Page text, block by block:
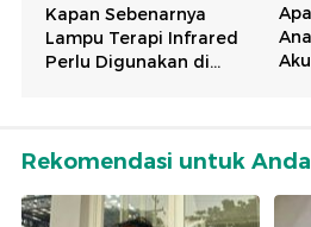
Rekomendasi untuk Anda